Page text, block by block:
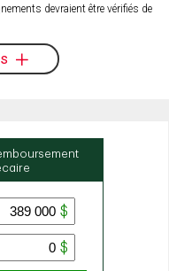
devraient être vérifiés de